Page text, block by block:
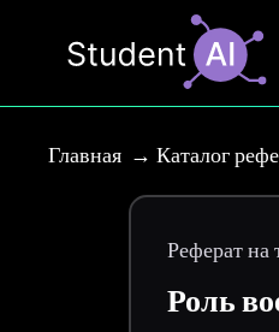
Главная Каталог
Реферат на
Роль